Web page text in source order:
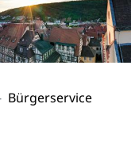
Bürgerservice